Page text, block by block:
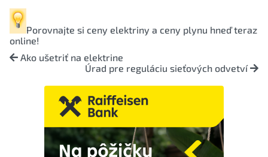
Porovnajte si ceny elektriny a ceny plynu hneď teraz
online!
Ako ušetriť na elektrine
Úrad pre reguláciu sieťových odvetví